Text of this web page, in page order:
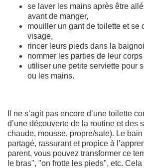
se laver les mains après être
avant de manger,
mouiller un gant de toilette et se
visage,
rincer leurs pieds dans la
nommer les parties de leur
utiliser une petite serviette pour
ou les mains.
Il ne s’agit pas encore d’une toilette
d’une découverte de la routine et des
chaude, mousse, propre/sale). Le
partagé, rassurant et propice à
parent, vous pouvez transformer ce
le bras", "on frotte les pieds", etc. Cela